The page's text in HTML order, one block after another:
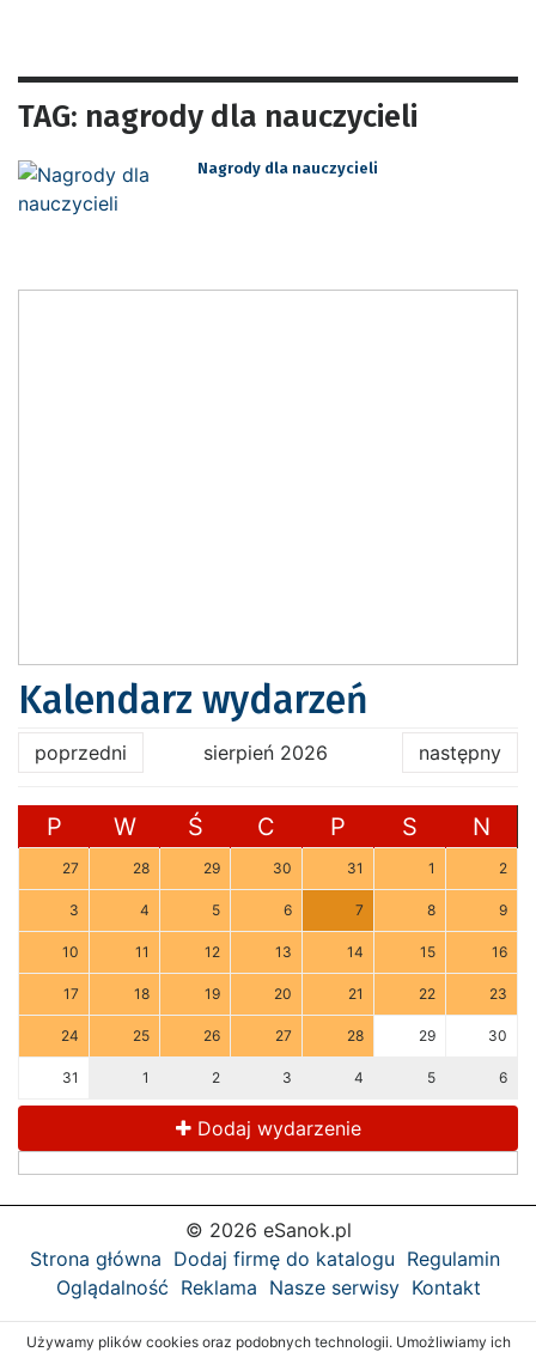
TAG: nagrody dla nauczycieli
Nagrody dla nauczycieli
Kalendarz wydarzeń
poprzedni sierpień 2026 następny
P W Ś C P S N
27 28 29 30 31 1 2
3 4 5 6 7 8 9
10 11 12 13 14 15 16
17 18 19 20 21 22 23
24 25 26 27 28 29 30
31 1 2 3 4 5 6
Dodaj wydarzenie
© 2026 eSanok.pl
Strona główna Dodaj firmę do katalogu Regulamin
Oglądalność Reklama Nasze serwisy Kontakt
Używamy plików cookies oraz podobnych technologii. Umożliwiamy ich